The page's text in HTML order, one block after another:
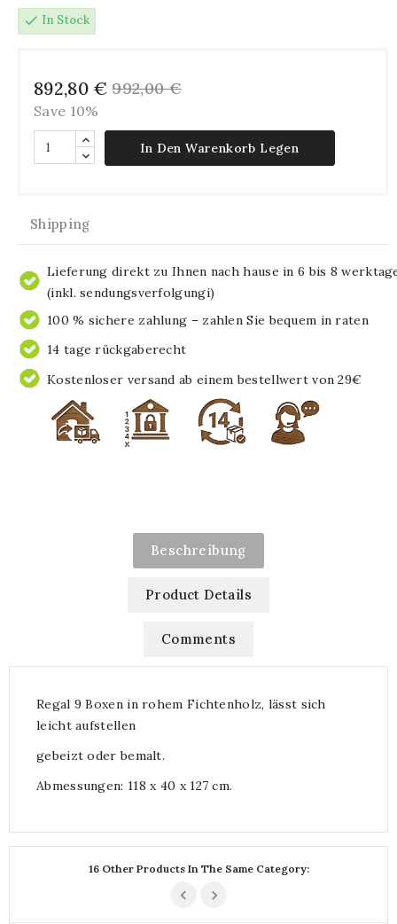
check In Stock
892,80 € 992,00 €
Save 10%
In Den Warenkorb Legen
Shipping
Lieferung direkt zu Ihnen nach hause in 6 bis 8
(inkl. sendungsverfolgungi)
100 % sichere zahlung – zahlen Sie bequem in raten
14 tage rückgaberecht
Kostenloser versand ab einem bestellwert von 29€
Beschreibung
Product Details
Comments
Regal 9 Boxen in rohem Fichtenholz, lässt sich
leicht aufstellen
gebeizt oder bemalt.
Abmessungen: 118 x 40 x 127 cm.
16 Other Products In The Same Category: